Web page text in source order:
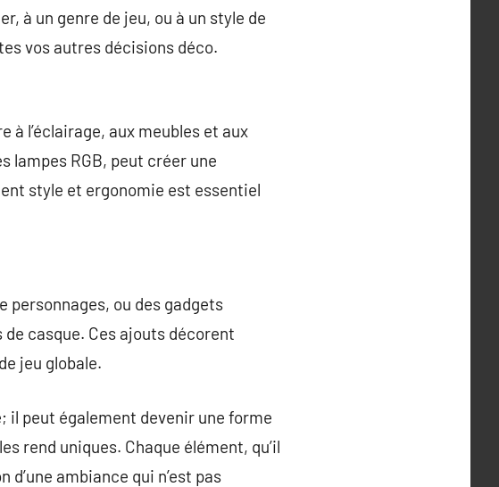
à un genre de jeu, ou à un style de
vos autres décisions déco.
à l’éclairage, aux meubles et aux
lampes RGB, peut créer une
style et ergonomie est essentiel
personnages, ou des gadgets
casque. Ces ajouts décorent
jeu globale.
il peut également devenir une forme
rend uniques. Chaque élément, qu’il
d’une ambiance qui n’est pas